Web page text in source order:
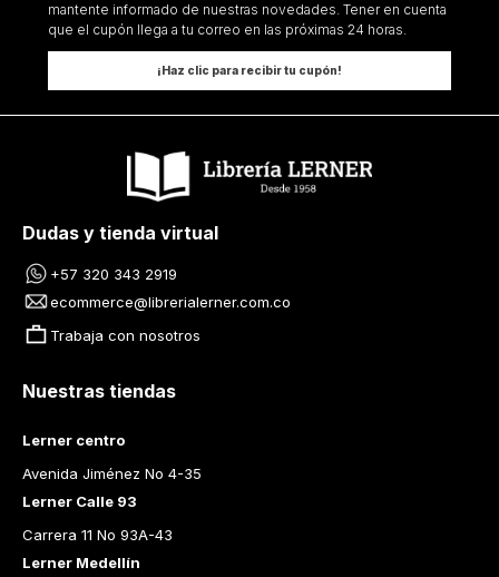
mantente informado de nuestras novedades. Tener en cuenta
que el cupón llega a tu correo en las próximas 24 horas.
¡Haz clic para recibir tu cupón!
Dudas y tienda virtual
+57 320 343 2919
ecommerce@librerialerner.com.co
Trabaja con nosotros
Nuestras tiendas
Lerner centro
Avenida Jiménez No 4-35
Lerner Calle 93
Carrera 11 No 93A-43
Lerner Medellín